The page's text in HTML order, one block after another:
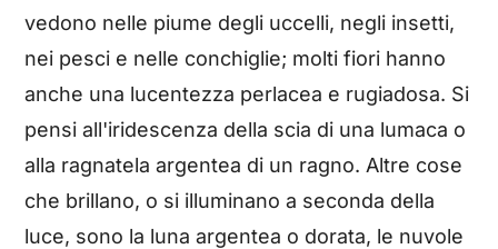
vedono nelle piume degli uccelli, negli insetti,
nei pesci e nelle conchiglie; molti fiori hanno
anche una lucentezza perlacea e rugiadosa. Si
pensi all'iridescenza della scia di una lumaca o
alla ragnatela argentea di un ragno. Altre cose
che brillano, o si illuminano a seconda della
luce, sono la luna argentea o dorata, le nuvole